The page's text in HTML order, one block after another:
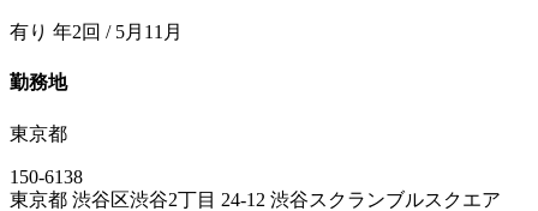
有り 年2回 / 5月11月
勤務地
東京都
150-6138
東京都 渋谷区渋谷2丁目 24-12 渋谷スクランブルスクエア